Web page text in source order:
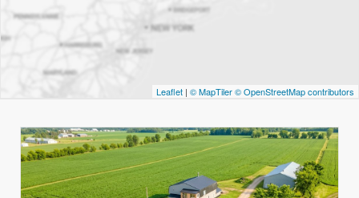
Leaflet | © MapTiler© OpenStreetMap contributors